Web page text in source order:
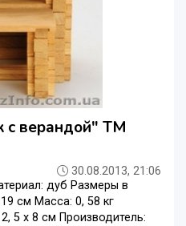
с верандой" ТМ
30.08.2013, 21:06
дуб Размеры в
см Масса: 0, 58 кг
5 х 8 см Производитель: